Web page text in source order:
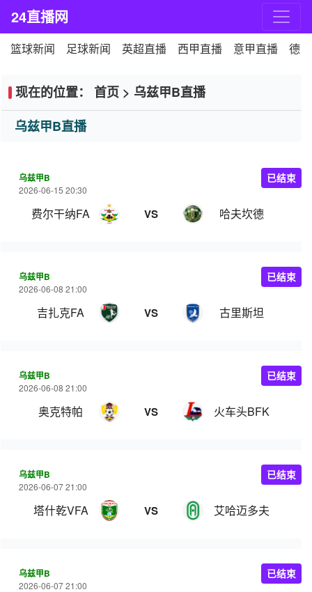
24直播网
篮球新闻 足球新闻 英超直播 西甲直播 意甲直播 德
现在的位置： 首页 > 乌兹甲B直播
乌兹甲B直播
乌兹甲B
2026-06-15 20:30
费尔干纳FA VS 哈夫坎德
已结束
乌兹甲B
2026-06-08 21:00
吉扎克FA VS 古里斯坦
已结束
乌兹甲B
2026-06-08 21:00
奥克特帕 VS 火车头BFK
已结束
乌兹甲B
2026-06-07 21:00
塔什乾VFA VS 艾哈迈多夫
已结束
乌兹甲B
2026-06-07 21:00
已结束